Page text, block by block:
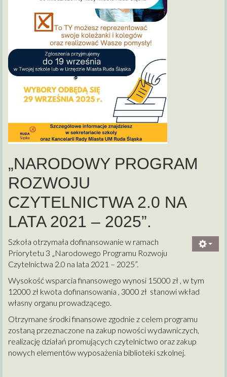
„NARODOWY PROGRAM
ROZWOJU
CZYTELNICTWA 2.0 NA
LATA 2021 – 2025”.
Szkoła otrzymała dofinansowanie w ramach
Priorytetu 3 „Narodowego Programu Rozwoju
Czytelnictwa 2.0 na lata 2021 – 2025”.
Wysokość wsparcia finansowego wynosi 15000 zł , w tym
12000 zł kwota dofinansowania , 3000 zł stanowi wkład
własny organu prowadzącego.
Otrzymane środki finansowe zgodnie z celem programu
zostaną przeznaczone na zakup nowości wydawniczych,
realizację działań promujących czytelnictwo oraz zakup
nowych elementów wyposażenia biblioteki szkolnej.